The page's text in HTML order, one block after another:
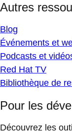
Autres
Blog
Événements et
Podcasts et
Red Hat TV
Bibliothèque de
Pour les
Découvrez les